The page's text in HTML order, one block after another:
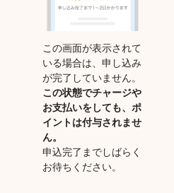
この画面が表示されて
いる場合は、申し込み
が完了していません。
この状態でチャージや
お支払いをしても、ポ
イントは付与されませ
ん。
申込完了までしばらく
お待ちください。